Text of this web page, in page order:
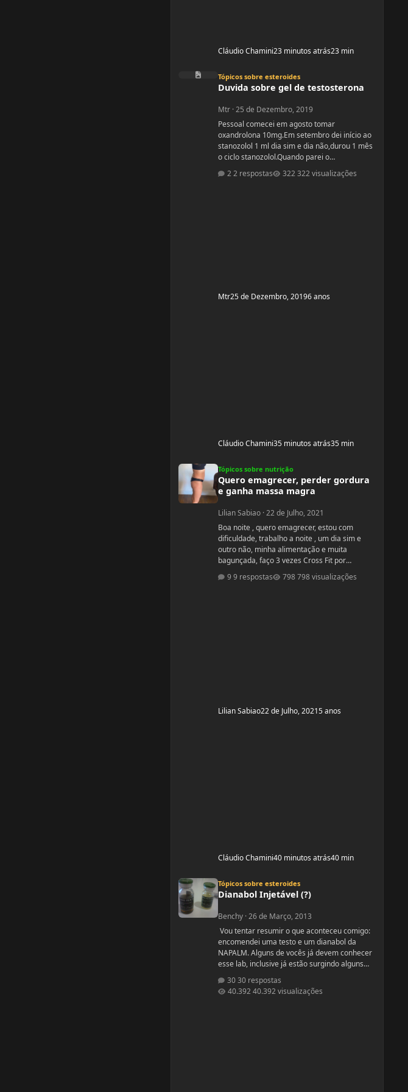
Cláudio Chamini23 minutos atrás23 min
Duvida sobre gel de testosterona
Tópicos sobre esteroides
Duvida sobre gel de testosterona
Mtr·25 de Dezembro, 2019
Pessoal comecei em agosto tomar
oxandrolona 10mg.Em setembro dei início ao
stanozolol 1 ml dia sim e dia não,durou 1 mês
o ciclo stanozolol.Quando parei o
stanozolol,me senti desanimada e fiquei
paranoica com os colaterais.Fiz exames
2 respostas 322 visualizações
Mtr25 de Dezembro, 20196 anos
Cláudio Chamini35 minutos atrás35 min
Tópicos sobre nutrição
Quero emagrecer, perder gordura
e ganha massa magra
Lilian Sabiao·22 de Julho, 2021
Boa noite , quero emagrecer, estou com
dificuldade, trabalho a noite , um dia sim e
outro não, minha alimentação e muita
bagunçada, faço 3 vezes Cross Fit por
semana, e final de semana as vezes faço
caminhada, precisava de algumas dicas.
9 respostas 798 visualizações
Lilian Sabiao22 de Julho, 20215 anos
Cláudio Chamini40 minutos atrás40 min
Tópicos sobre esteroides
Dianabol Injetável (?)
Benchy·26 de Março, 2013
encomendei uma testo e um dianabol da
NAPALM. Alguns de vocês já devem conhecer
esse lab, inclusive já estão surgindo alguns
muito bons e resolvi arriscar. Pedi um
enantato de testosterona 10ml e um diana
30 respostas
40.392 visualizações